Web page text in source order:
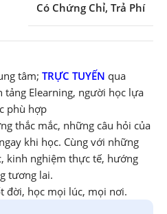
Có Chứng Chỉ, Trả Phí
tâm; TRỰC TUYẾN qua
tảng Elearning, người học lựa
phù hợp
thắc mắc, những câu hỏi của
khi học. Cùng với những
kinh nghiệm thực tế, hướng
tương lai.
đời, học mọi lúc, mọi nơi.